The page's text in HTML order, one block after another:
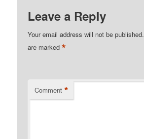
Leave a Reply
Your email address will not be published.
are marked*
Comment *